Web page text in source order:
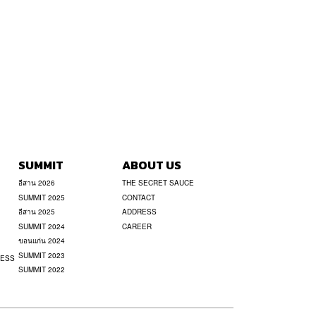
SUMMIT
อีสาน 2026
SUMMIT 2025
อีสาน 2025
SUMMIT 2024
ขอนแก่น 2024
SUMMIT 2023
SUMMIT 2022
ABOUT US
THE SECRET SAUCE
CONTACT
ADDRESS
CAREER